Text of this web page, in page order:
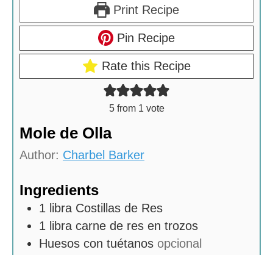
Print Recipe
Pin Recipe
Rate this Recipe
5from 1 vote
Mole de Olla
Author: Charbel Barker
Ingredients
1 libra Costillas de Res
1 libra carne de res en trozos
Huesos con tuétanos opcional